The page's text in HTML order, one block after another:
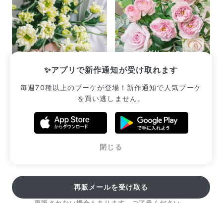
✨アプリで新作通知が受け取れます
毎週70種以上のブーケが登場！新作通知で人気ブーケ
を買い逃しません。
閉じる
ニュアンスカラーのスプレ
パープルグリーンのローズ
¥2,420
販売中のブーケ一覧へ
再販メールを受け取る